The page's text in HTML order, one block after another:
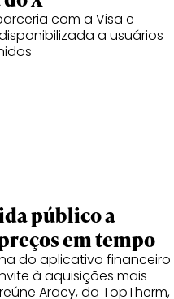
com a Visa e
a usuários
público a
em tempo
do aplicativo financeiro
à aquisições mais
Aracy, da TopTherm,